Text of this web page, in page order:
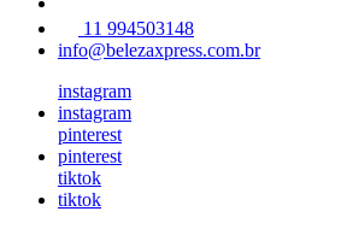
11 994503148
info@belezaxpress.com.br
instagram
instagram
pinterest
pinterest
tiktok
tiktok